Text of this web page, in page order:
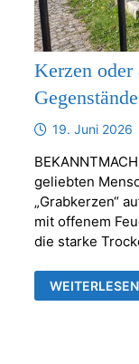
Kerzen oder
Gegenstände
19. Juni 2026
geliebten
„Grabkerzen“
mit offenem
die starke
KERZEN
ODER
WEITERLESEN